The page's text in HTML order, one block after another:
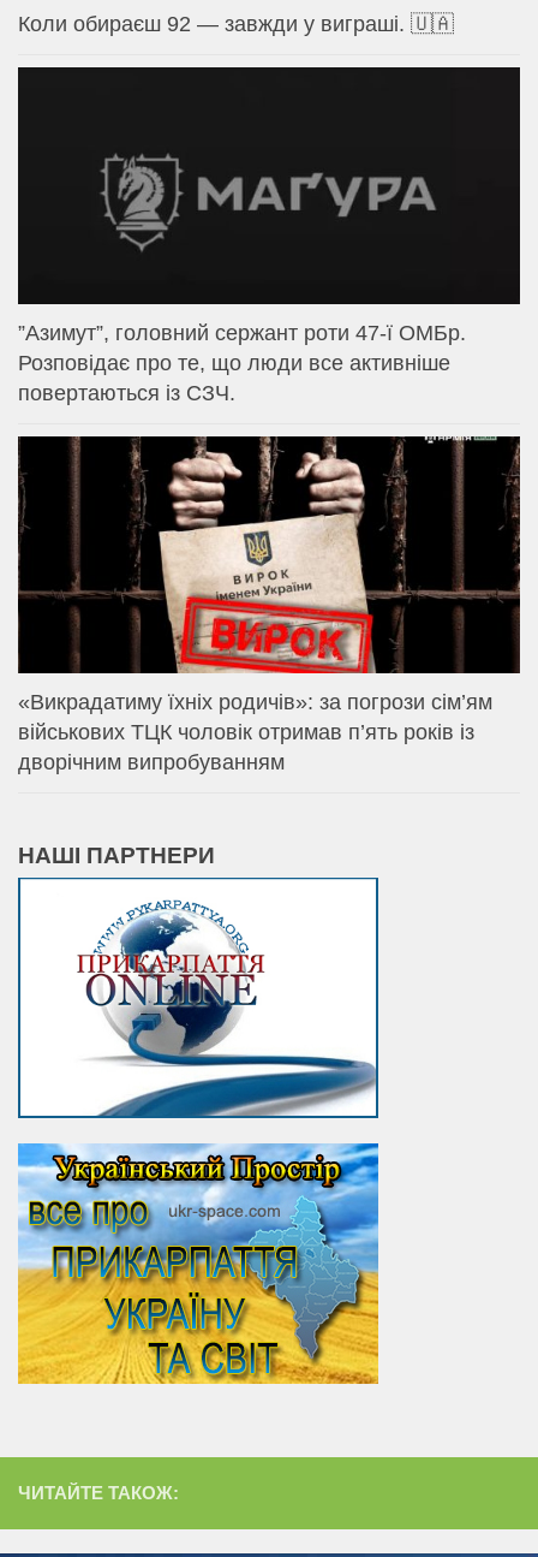
Коли обираєш 92 — завжди у виграші. 🇺🇦
⁨”Азимут”, головний сержант роти 47-ї ОМБр.
Розповідає про те, що люди все активніше
повертаються із СЗЧ.
«Викрадатиму їхніх родичів»: за погрози сім’ям
військових ТЦК чоловік отримав п’ять років із
дворічним випробуванням
НАШІ ПАРТНЕРИ
ЧИТАЙТЕ ТАКОЖ: